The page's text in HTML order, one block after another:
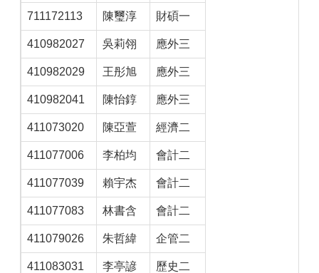
711172113 陳璽淳 財碩一
410982027 吳莉翎 應外三
410982029 王彤旭 應外三
410982041 陳怡錞 應外三
411073020 陳亞萱 經濟二
411077006 李柏均 會計二
411077039 賴宇杰 會計二
411077083 林書含 會計二
411079026 朱哲緯 企管二
411083031 李亭諺 歷史二